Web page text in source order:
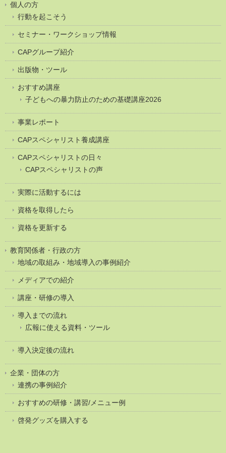
個人の方
行動を起こそう
セミナー・ワークショップ情報
CAPグループ紹介
出版物・ツール
おすすめ講座
子どもへの暴力防止のための基礎講座2026
事業レポート
CAPスペシャリスト養成講座
CAPスペシャリストの日々
CAPスペシャリストの声
実際に活動するには
資格を取得したら
資格を更新する
教育関係者・行政の方
地域の取組み・地域導入の事例紹介
メディアでの紹介
講座・研修の導入
導入までの流れ
広報に使える資料・ツール
導入決定後の流れ
企業・団体の方
連携の事例紹介
おすすめの研修・講習/メニュー例
啓発グッズを購入する